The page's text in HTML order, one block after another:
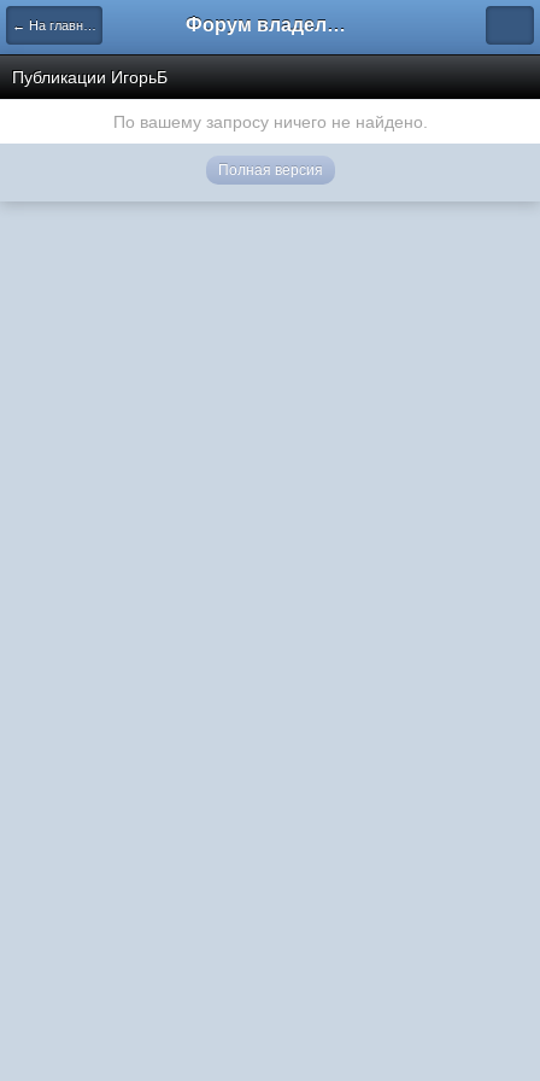
← На главную Форум владельцев интернет-магазинов
Публикации ИгорьБ
По вашему запросу ничего не найдено.
Полная версия